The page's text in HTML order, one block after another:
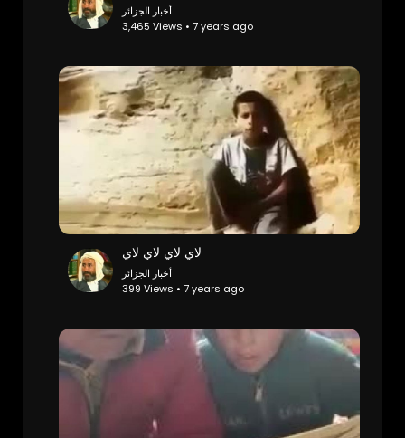
أخبار الجزائر
3,465 Views • 7 years ago
لاي لاي لاي لاي
أخبار الجزائر
399 Views • 7 years ago